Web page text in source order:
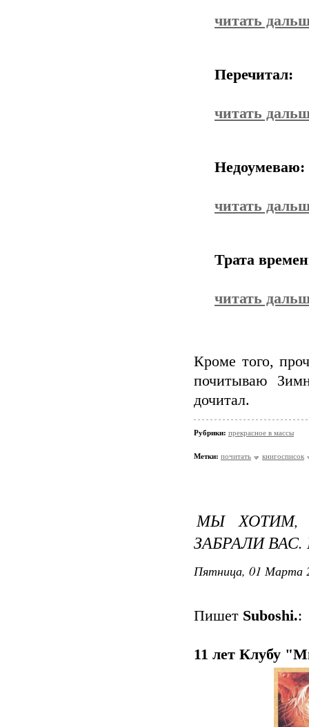
читать
Перечитал:
читать
Недоумеваю:
читать
Трата
читать
Кроме того,
почитываю
дочитал.
Рубрики: прекрасное в массы
Метки: почитать книгосписок
МЫ ХОТИМ,
ЗАБРАЛИ
Пятница, 01 Марта
Пишет Suboshi.:
11 лет Клубу